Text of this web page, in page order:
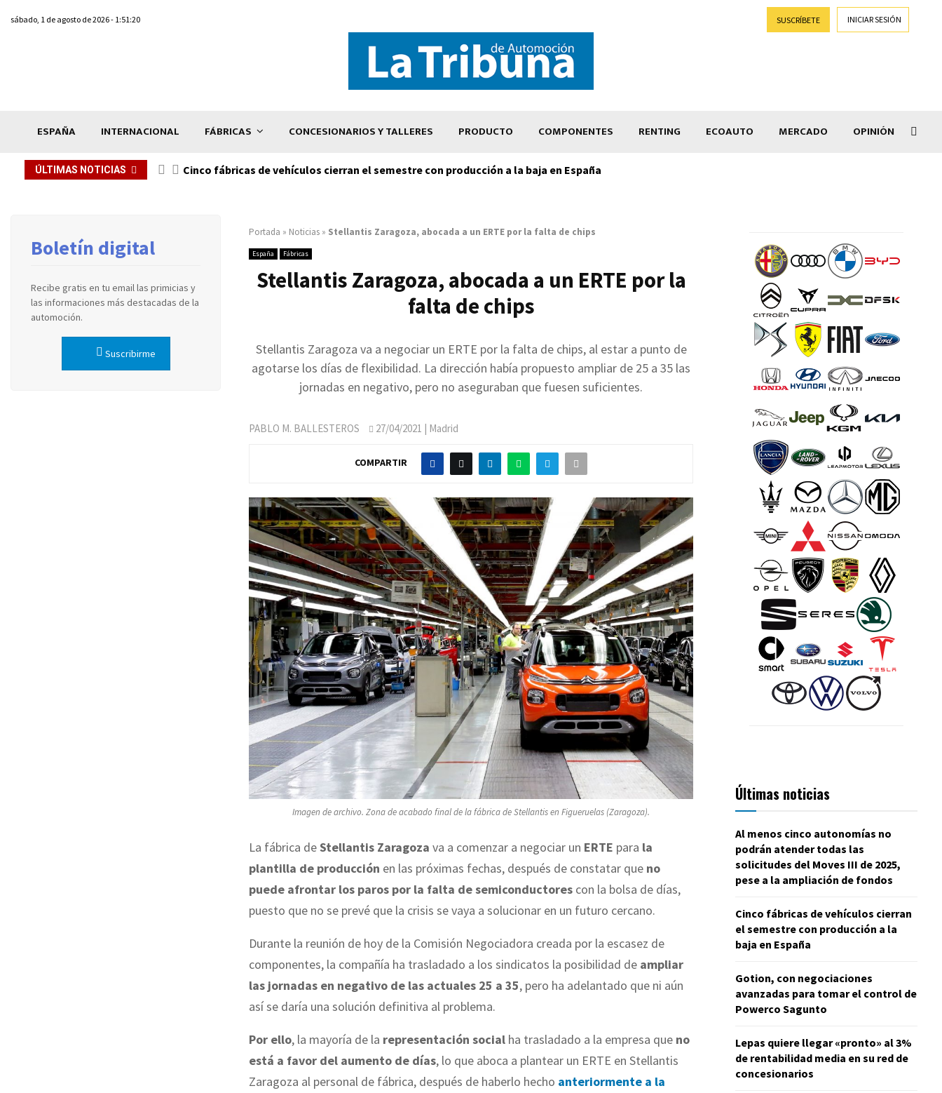
sábado, 1 de agosto de 2026 - 1:51:20 SUSCRÍBETE INICIAR SESIÓN
ESPAÑA INTERNACIONAL FÁBRICAS CONCESIONARIOS Y TALLERES PRODUCTO COMPONENTES RENTING ECOAUTO MERCADO OPINIÓN
ÚLTIMAS NOTICIAS Cinco fábricas de vehículos cierran el semestre con producción a la baja en España
Portada » Noticias » Stellantis Zaragoza, abocada a un ERTE por la falta de chips
España Fábricas
Stellantis Zaragoza, abocada a un ERTE por la
falta de chips
Stellantis Zaragoza va a negociar un ERTE por la falta de chips, al estar a punto de
agotarse los días de flexibilidad. La dirección había propuesto ampliar de 25 a 35 las
jornadas en negativo, pero no aseguraban que fuesen suficientes.
PABLO M. BALLESTEROS 27/04/2021 | Madrid
COMPARTIR
Imagen de archivo. Zona de acabado final de la fábrica de Stellantis en Figueruelas (Zaragoza).
La fábrica deStellantis Zaragoza va a comenzar a negociar un ERTE para la
plantilla de producción en las próximas fechas, después de constatar que no
puede afrontar los paros por la falta de semiconductores con la bolsa de días,
puesto que no se prevé que la crisis se vaya a solucionar en un futuro cercano.
Durante la reunión de hoy de la Comisión Negociadora creada por la escasez de
componentes, la compañía ha trasladado a los sindicatos la posibilidad de ampliar
las jornadas en negativo de las actuales 25 a 35, pero ha adelantado que ni aún
así se daría una solución definitiva al problema.
Por ello, la mayoría de la representación social ha trasladado a la empresa que no
está a favor del aumento de días, lo que aboca a plantear un ERTE en Stellantis
Zaragoza al personal de fábrica, después de haberlo hecho anteriormente a la
Boletín digital
Recibe gratis en tu email las primicias y
las informaciones más destacadas de la
automoción.
Suscribirme
Últimas noticias
Al menos cinco autonomías no
podrán atender todas las
solicitudes del Moves III de 2025,
pese a la ampliación de fondos
Cinco fábricas de vehículos cierran
el semestre con producción a la
baja en España
Gotion, con negociaciones
avanzadas para tomar el control de
Powerco Sagunto
Lepas quiere llegar «pronto» al 3%
de rentabilidad media en su red de
concesionarios